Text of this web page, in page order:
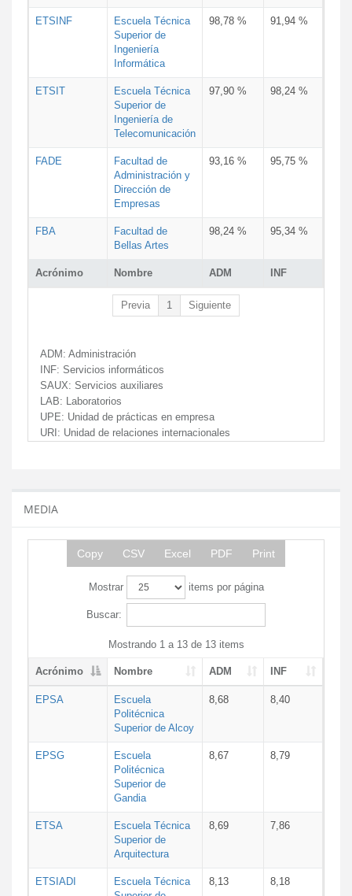
Acrónimo Nombre ADM INF
ETSINF
Escuela Técnica
Superior de
Ingeniería
Informática
98,78 % 91,94 %
ETSIT
Escuela Técnica
Superior de
Ingeniería de
Telecomunicación
97,90 % 98,24 %
FADE
Facultad de
Administración y
Dirección de
Empresas
93,16 % 95,75 %
FBA
Facultad de
Bellas Artes
98,24 % 95,34 %
Previa 1 Siguiente
ADM: Administración
INF: Servicios informáticos
SAUX: Servicios auxiliares
LAB: Laboratorios
UPE: Unidad de prácticas en empresa
URI: Unidad de relaciones internacionales
MEDIA
Copy CSV Excel PDF Print
Mostrar items por página
Buscar:
Mostrando 1 a 13 de 13 items
Acrónimo Nombre ADM INF
EPSA
Escuela
Politécnica
Superior de Alcoy
8,68 8,40
EPSG
Escuela
Politécnica
Superior de
Gandia
8,67 8,79
ETSA
Escuela Técnica
Superior de
Arquitectura
8,69 7,86
ETSIADI
Escuela Técnica
8,13 8,18